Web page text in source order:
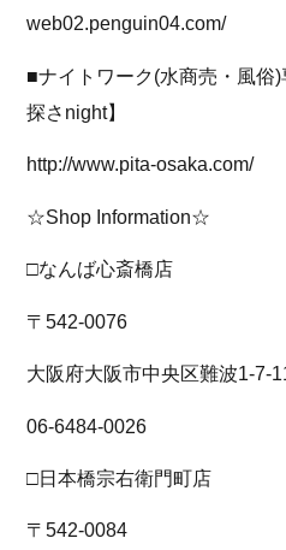
web02.penguin04.com/
■ナイトワーク(水商売・風俗
探さnight】
http://www.pita-osaka.com/
☆Shop Information☆
□なんば心斎橋店
〒542-0076
大阪府大阪市中央区難波1-7-
06-6484-0026
□日本橋宗右衛門町店
〒542-0084